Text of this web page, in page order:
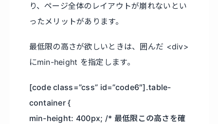
り、ページ全体のレイアウトが崩れないとい
ったメリットがあります。
最低限の高さが欲しいときは、囲んだ <div>
にmin-height を指定します。
[code class=”css” id=”code6″].table-
container {
min-height: 400px; /* 最低限この高さを確